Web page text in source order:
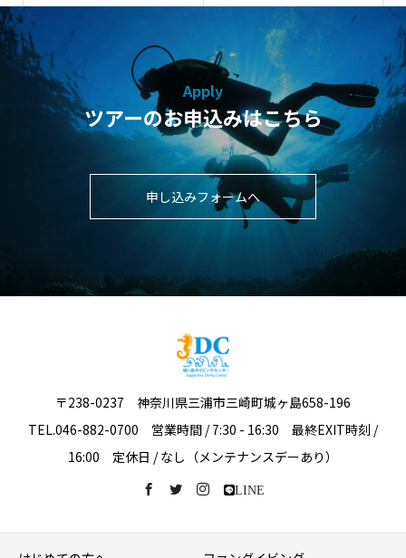
Apply
ツアーのお申込みはこちら
申し込みフォームへ
〒238-0237 神奈川県三浦市三崎町城ヶ島658-196
TEL.046-882-0700 営業時間 / 7:30 - 16:30 最終EXIT時刻 /
16:00 定休日 / なし（メンテナンスデーあり）
LINE